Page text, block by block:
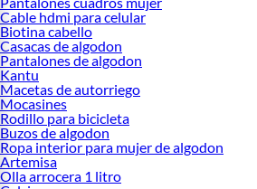
Cable hdmi para celular
Biotina cabello
Casacas de algodon
Pantalones de algodon
Kantu
Macetas de autorriego
Mocasines
Rodillo para bicicleta
Buzos de algodon
Ropa interior para mujer de algodon
Artemisa
Olla arrocera 1 litro